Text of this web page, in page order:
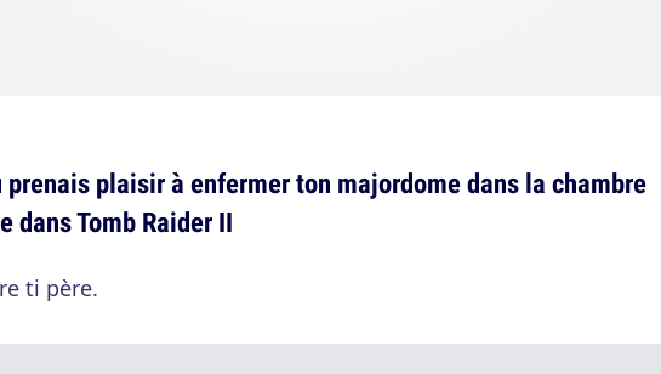
prenais plaisir à enfermer ton majordome dans la chambre
dans Tomb Raider II
ti père.